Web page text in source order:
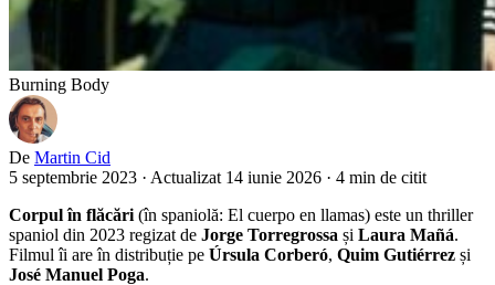
Burning Body
De Martin Cid
5 septembrie 2023 · Actualizat 14 iunie 2026 · 4 min de citit
Corpul în flăcări (în spaniolă: El cuerpo en llamas) este un thriller
spaniol din 2023 regizat de Jorge Torregrossa și Laura Mañá.
Filmul îi are în distribuție pe Úrsula Corberó, Quim Gutiérrez și
José Manuel Poga.